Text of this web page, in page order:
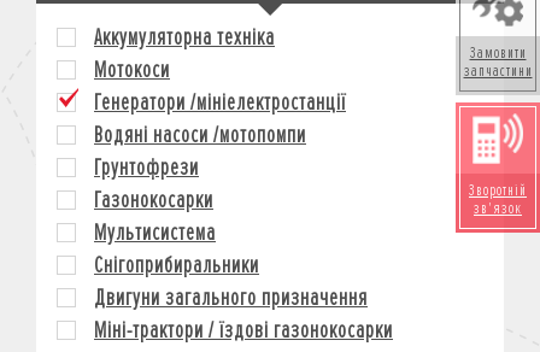
КОРПОРАТИВНИМ КЛІЄНТАМ
МОТОЦИКЛИ
КРЕДИТ
СТРАХУВАННЯ
КОРПОРАТИВНИМ КЛІЄНТАМ
Замовити
запчастини
Зворотній
зв'язок
Аккумуляторна техніка
Мотокоси
Генератори /мініелектростанції
Водяні насоси /мотопомпи
Грунтофрези
Газонокосарки
Мультисистема
Снігоприбиральники
Двигуни загального призначення
Міні-трактори / їздові газонокосарки